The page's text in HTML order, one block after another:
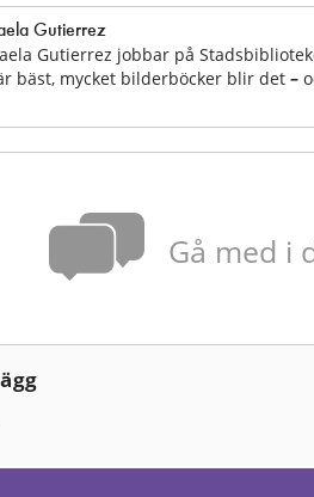
Gutierrez
Gutierrez jobbar på
bäst, mycket bilderböcker blir det –
Gå med i